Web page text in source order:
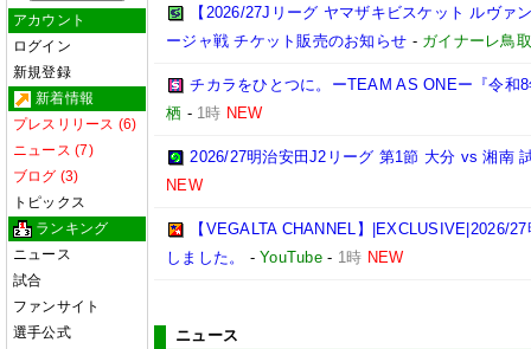
アカウント
ログイン
新規登録
新着情報
プレスリリース (6)
ニュース (7)
ブログ (3)
トピックス
ランキング
ニュース
試合
ファンサイト
選手公式
【2026/27Jリーグ ヤマザキビスケット ルヴ
ージャ戦 チケット販売のお知らせ - ガイナーレ鳥取
チカラをひとつに。ーTEAM AS ONEー『令和
栖 - 1時 NEW
2026/27明治安田J2リーグ 第1節 大分 vs 湘南
NEW
【VEGALTA CHANNEL】|EXCLUSIVE|2026/
しました。
-YouTube - 1時 NEW
ニュース